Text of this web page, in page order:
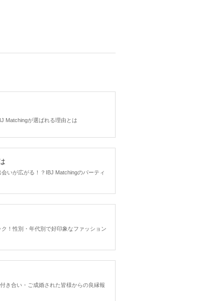
Matchingが選ばれる理由とは
会いが広がる！？IBJ Matchingのパーティ
！性別・年代別で好印象なファッション
き合い・ご成婚された皆様からの良縁報